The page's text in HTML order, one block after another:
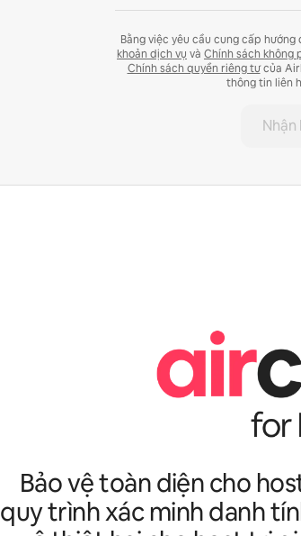
Bằng việc yêu cầu cung cấp
khoản dịch vụ và Chính sách không
Chính sách quyền riêng tưcủa
thông tin liên
Bảo vệ toàn diện cho
quy trình xác minh danh